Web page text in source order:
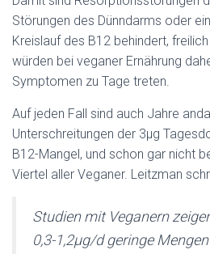
Störungen des Dünndarms oder
Kreislauf des B12 behindert,
würden bei veganer Ernährung
Symptomen zu Tage treten.
Auf jeden Fall sind auch Jahre
Unterschreitungen der 3µg
B12-Mangel, und schon gar nicht
Viertel aller Veganer. Leitzman
Studien mit Veganern
0,3-1,2µg/d geringe